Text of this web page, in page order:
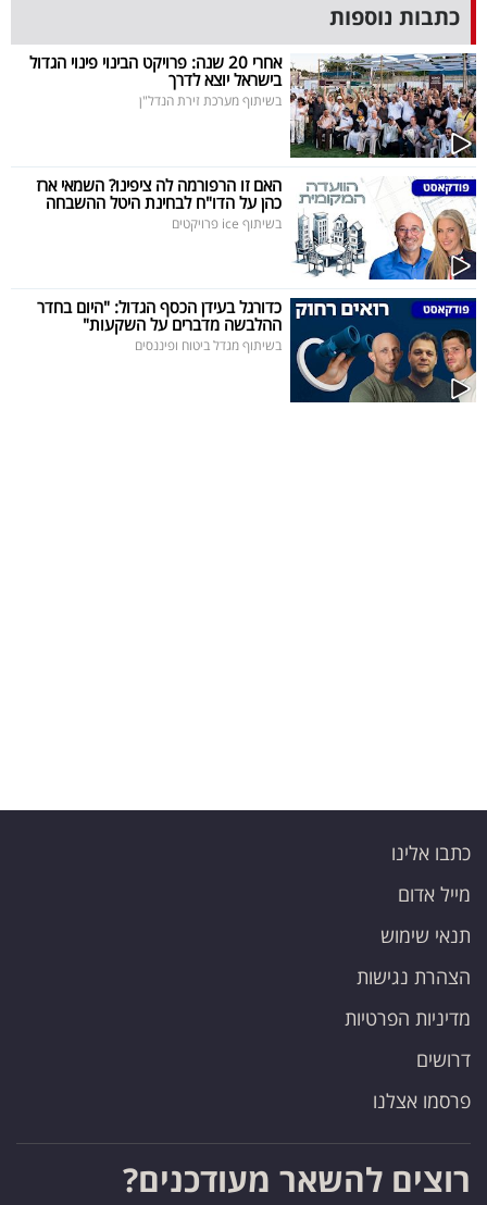
כתבות נוספות
אחרי 20 שנה: פרויקט הבינוי פינוי הגדול
בישראל יוצא לדרך
בשיתוף מערכת זירת הנדל"ן
האם זו הרפורמה לה ציפינו? השמאי ארז
כהן על הדו"ח לבחינת היטל ההשבחה
בשיתוף ice פרויקטים
כדורגל בעידן הכסף הגדול: "היום בחדר
ההלבשה מדברים על השקעות"
בשיתוף מגדל ביטוח ופיננסים
כתבו אלינו
מייל אדום
תנאי שימוש
הצהרת נגישות
מדיניות הפרטיות
דרושים
פרסמו אצלנו
רוצים להשאר מעודכנים?